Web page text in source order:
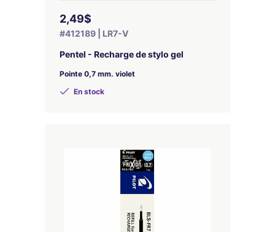
2,49$
#412189 | LR7-V
Pentel - Recharge de stylo gel
Pointe 0,7 mm. violet
En stock